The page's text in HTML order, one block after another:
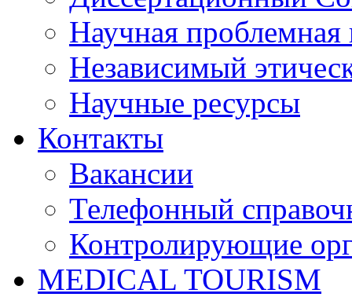
Научная проблемная
Независимый
Научные ресурсы
Контакты
Вакансии
Телефонный
Контролирующие
MEDICAL TOURISM